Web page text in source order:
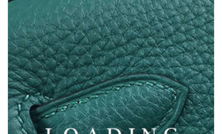
6013964/kläder från LOEWE & ON
Prisförfrågan